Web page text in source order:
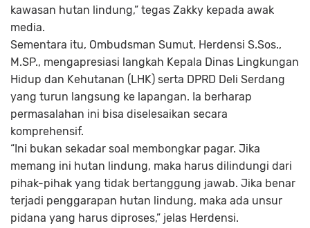
kawasan hutan lindung,” tegas Zakky kepada awak
media.
Sementara itu, Ombudsman Sumut, Herdensi S.Sos.,
M.SP., mengapresiasi langkah Kepala Dinas Lingkungan
Hidup dan Kehutanan (LHK) serta DPRD Deli Serdang
yang turun langsung ke lapangan. Ia berharap
permasalahan ini bisa diselesaikan secara
komprehensif.
“Ini bukan sekadar soal membongkar pagar. Jika
memang ini hutan lindung, maka harus dilindungi dari
pihak-pihak yang tidak bertanggung jawab. Jika benar
terjadi penggarapan hutan lindung, maka ada unsur
pidana yang harus diproses,” jelas Herdensi.